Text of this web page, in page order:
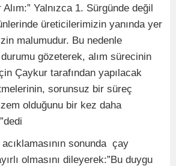
Yalnızca 1. Sürgünde değil
üreticilerimizin yanında yer
malumudur. Bu nedenle
gözeterek, alım sürecinin
Çaykur tarafından yapılacak
sorunsuz bir süreç
olduğunu bir kez daha
sonunda çay
olmasını dileyerek:”Bu duygu